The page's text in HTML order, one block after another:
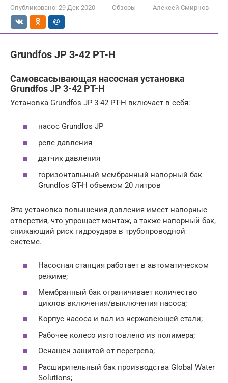
Опубликовано: 29 Дек 2020 Обзоры Алексей Смирнов
Grundfos JP 3-42 PT-H
Самовсасывающая насосная установка
Grundfos JP 3-42 PT-H
Установка Grundfos JP 3-42 PT-H включает в себя:
насос Grundfos JP
реле давления
датчик давления
горизонтальный мембранный напорный бак
Grundfos GT-H объемом 20 литров
Эта установка повышения давления имеет напорные
отверстия, что упрощает монтаж, а также напорный бак,
снижающий риск гидроудара в трубопроводной
системе.
Насосная станция работает в автоматическом
режиме;
Мембранный бак ограничивает количество
циклов включения/выключения насоса;
Корпус насоса и вал из нержавеющей стали;
Рабочее колесо изготовлено из полимера;
Оснащен защитой от перегрева;
Расширительный бак производства Global Water
Solutions;